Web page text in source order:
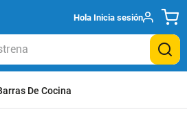
Hola Inicia sesión
De Cocina